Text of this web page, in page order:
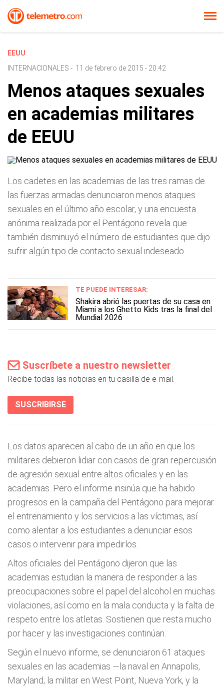
EEUU
INTERNACIONALES - 11 de febrero de 2015 - 20:42
Menos ataques sexuales
en academias militares
de EEUU
Los cadetes en las academias de las tres ramas de
las fuerzas armadas denunciaron menos ataques
sexuales en el último año escolar, y una encuesta
anónima realizada por el Pentágono revela que
también disminuyó el número de estudiantes que dijo
sufrir algún tipo de contacto sexual indeseado.
TE PUEDE INTERESAR:
Shakira abrió las puertas de su casa en
Miami a los Ghetto Kids tras la final del
Mundial 2026
Suscríbete a nuestro newsletter
Recibe todas las noticias en tu casilla de e-mail.
SUSCRIBIRSE
Los datos aparecen al cabo de un año en que los
militares debieron lidiar con casos de gran repercusión
de agresión sexual entre altos oficiales y en las
academias. Pero el informe insinúa que ha habido
progresos en la campaña del Pentágono para mejorar
el entrenamiento y los servicios a las víctimas, así
como alentar a los estudiantes a denunciar esos
casos o intervenir para impedirlos.
Altos oficiales del Pentágono dijeron que las
academias estudian la manera de responder a las
preocupaciones sobre el papel del alcohol en muchas
violaciones, así como en la mala conducta y la falta de
respeto entre los atletas. Sostienen que resta mucho
por hacer y las investigaciones continúan.
Según el nuevo informe, se denunciaron 61 ataques
sexuales en las academias —la naval en Annapolis,
Maryland; la militar en West Point, Nueva York, y la